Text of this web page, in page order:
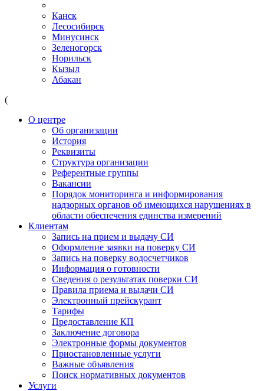
Канск
Лесосибирск
Минусинск
Зеленогорск
Норильск
Кызыл
Абакан
(
О центре
Об организации
История
Реквизиты
Структура организации
Референтные группы
Вакансии
Порядок мониторинга и информирования
надзорных органов об имеющихся нарушениях в
области обеспечения единства измерений
Клиентам
Запись на прием и выдачу СИ
Оформление заявки на поверку СИ
Запись на поверку водосчетчиков
Информация о готовности
Сведения о результатах поверки СИ
Правила приема и выдачи СИ
Электронный прейскурант
Тарифы
Предоставление КП
Заключение договора
Электронные формы документов
Приостановленные услуги
Важные объявления
Поиск нормативных документов
Услуги